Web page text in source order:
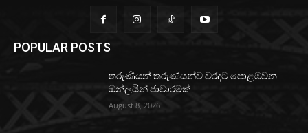
POPULAR POSTS
තරුණියන් තරුණයන්ව වරදට පොළඹවන
ඔන්ලයින් ජාවාරමක්
August 8, 2026